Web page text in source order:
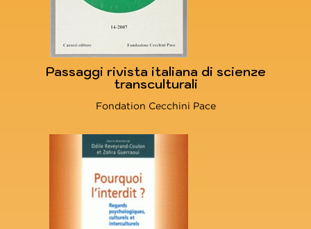
Passaggi rivista italiana di scienze
transculturali
Fondation Cecchini Pace